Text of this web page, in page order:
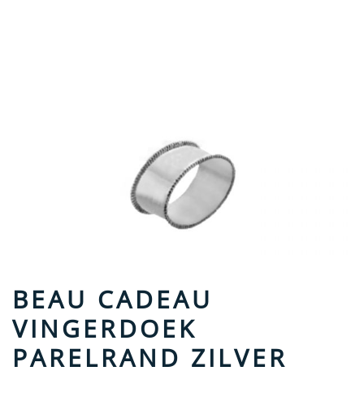
BEAU CADEAU
VINGERDOEK
PARELRAND ZILVER